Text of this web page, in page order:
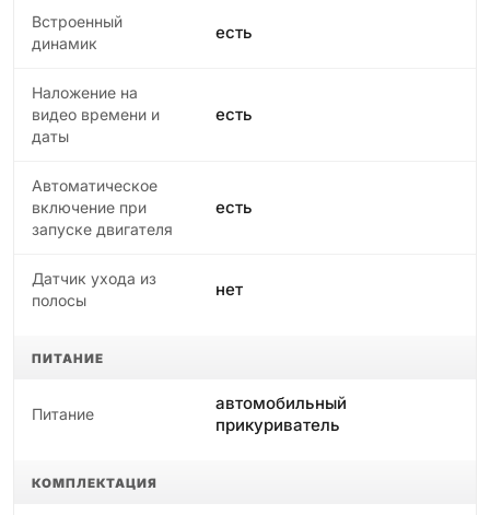
Встроенный
динамик
есть
Наложение на
видео времени и
даты
есть
Автоматическое
включение при
запуске двигателя
есть
Датчик ухода из
полосы
нет
ПИТАНИЕ
Питание
автомобильный
прикуриватель
КОМПЛЕКТАЦИЯ